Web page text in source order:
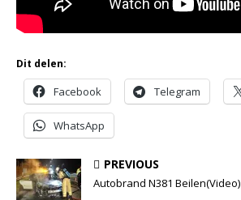
Dit delen:
Facebook Telegram
WhatsApp
PREVIOUS
Autobrand N381 Beilen(Video)